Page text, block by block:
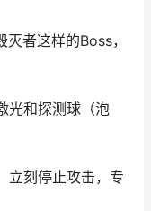
者这样的Boss，
光和探测球（泡
立刻停止攻击，专